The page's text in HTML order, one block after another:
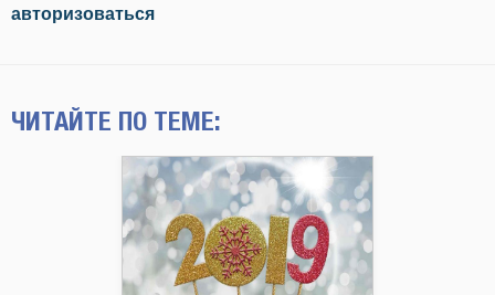
авторизоваться
ЧИТАЙТЕ ПО ТЕМЕ: